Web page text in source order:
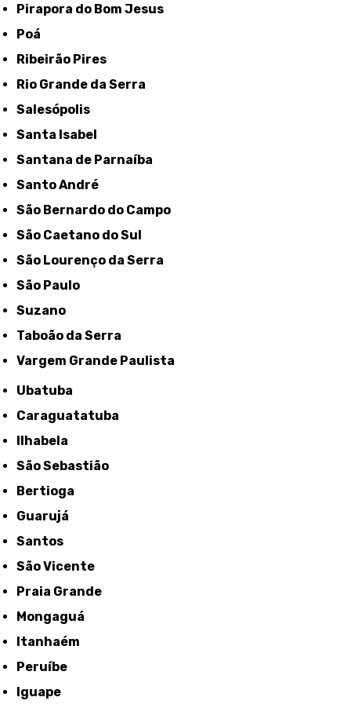
Pirapora do Bom Jesus
Poá
Ribeirão Pires
Rio Grande da Serra
Salesópolis
Santa Isabel
Santana de Parnaíba
Santo André
São Bernardo do Campo
São Caetano do Sul
São Lourenço da Serra
São Paulo
Suzano
Taboão da Serra
Vargem Grande Paulista
Ubatuba
Caraguatatuba
Ilhabela
São Sebastião
Bertioga
Guarujá
Santos
São Vicente
Praia Grande
Mongaguá
Itanhaém
Peruíbe
Iguape